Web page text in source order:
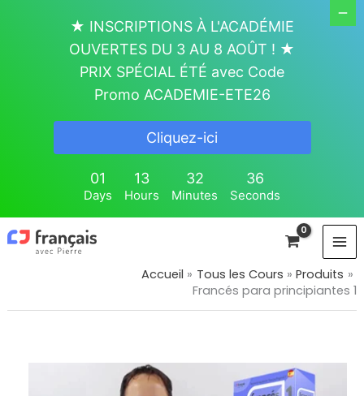
Accueil Tous les Cours
Produits
Francés para principiantes 1
Le
★ INSCRIPTIONS À L'ACADÉMIE
OUVERTES DU 3 AU 8 AOÛT ! ★
PRIX SPÉCIAL ÉTÉ avec Code
Promo ACADEMIE-ETE26
Cliquez-ici
01
Days
13
Hours
32
Minutes
35
Seconds